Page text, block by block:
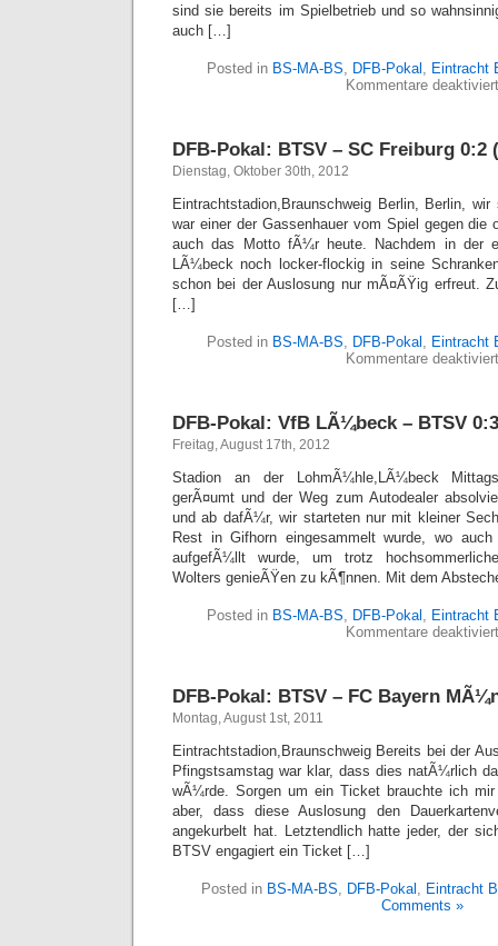
sind sie bereits im Spielbetrieb und so
auch […]
Posted in BS-MA-BS, DFB-Pokal , Eintracht
Kommentare deaktiviert
DFB-Pokal: BTSV – SC Freiburg 0:2
Dienstag, Oktober 30th, 2012
Eintrachtstadion,Braunschweig Berlin, Berlin,
war einer der Gassenhauer vom Spiel gegen die
auch das Motto fÃ¼r heute. Nachdem in der
LÃ¼beck noch locker-flockig in seine
schon bei der Auslosung nur mÃ¤ÃŸig erfreut.
[…]
Posted in BS-MA-BS, DFB-Pokal , Eintracht
Kommentare deaktiviert
DFB-Pokal: VfB LÃ¼beck – BTSV
Freitag, August 17th, 2012
Stadion an der LohmÃ¼hle,LÃ¼beck
gerÃ¤umt und der Weg zum Autodealer
und ab dafÃ¼r, wir starteten nur mit kleiner
Rest in Gifhorn eingesammelt wurde, wo
aufgefÃ¼llt wurde, um trotz
Wolters genieÃŸen zu kÃ¶nnen. Mit dem
Posted in BS-MA-BS, DFB-Pokal , Eintracht
Kommentare deaktiviert
DFB-Pokal: BTSV – FC Bayern
Montag, August 1st, 2011
Eintrachtstadion,Braunschweig Bereits bei der
Pfingstsamstag war klar, dass dies natÃ¼rlich
wÃ¼rde. Sorgen um ein Ticket brauchte ich
aber, dass diese Auslosung den
angekurbelt hat. Letztendlich hatte jeder, der
BTSV engagiert ein Ticket […]
Posted in BS-MA-BS, DFB-Pokal , Eintracht
Comments »